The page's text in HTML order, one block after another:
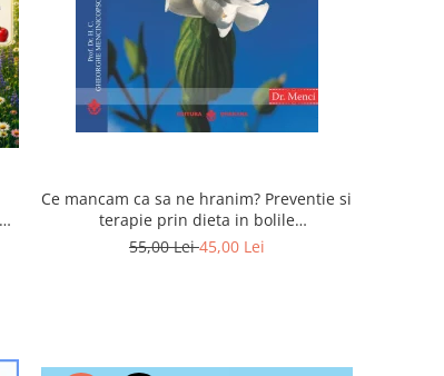
Ce mancam ca sa ne hranim? Preventie si
terapie prin dieta in bolile
cardiovasculare si in diabetul zaharat
55,00 Lei45,00 Lei